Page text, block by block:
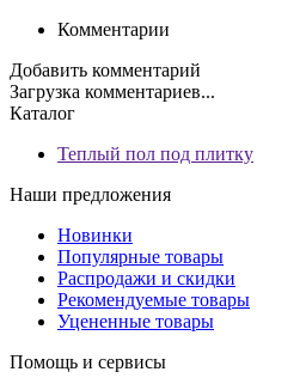
Комментарии
Добавить комментарий
Загрузка комментариев...
Каталог
Теплый пол под плитку
Наши предложения
Новинки
Популярные товары
Распродажи и скидки
Рекомендуемые товары
Уцененные товары
Помощь и сервисы